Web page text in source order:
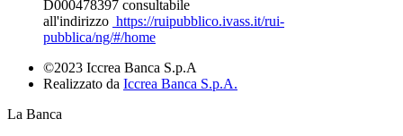
D000478397 consultabile
all'indirizzo https://ruipubblico.ivass.it/rui-
pubblica/ng/#/home
©2023 Iccrea Banca S.p.A
Realizzato da Iccrea Banca S.p.A.
La Banca